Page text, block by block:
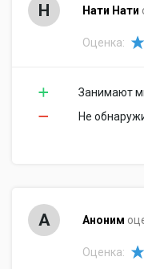
Н Нати Нати
Оценка:
Занимают
Не
А Аноним
Оценка: